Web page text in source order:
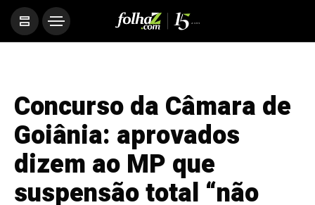
Concurso da Câmara de
Goiânia: aprovados
dizem ao MP que
suspensão total “não